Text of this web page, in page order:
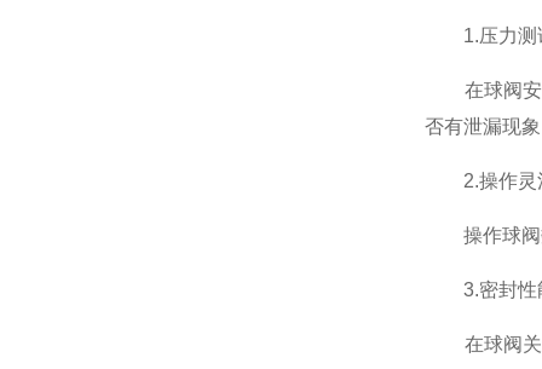
1.压力测
在球阀安装
否有泄漏现
2.操作灵
操作球阀数
3.密封性
在球阀关闭